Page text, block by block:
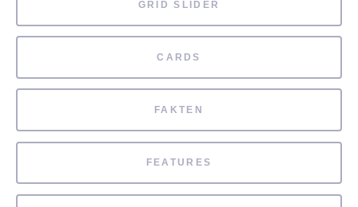
GRID SLIDER
CARDS
FAKTEN
FEATURES